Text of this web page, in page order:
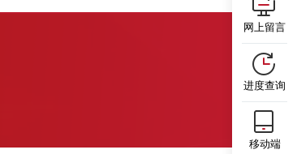
网上留言
进度查询
移动端